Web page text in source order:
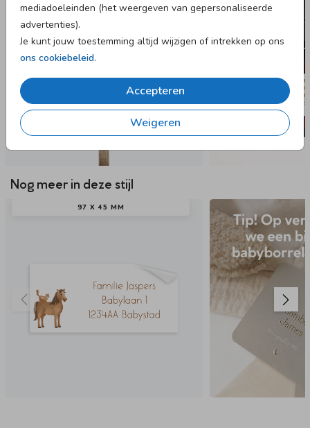
mediadoeleinden (het weergeven van gepersonaliseerde
advertenties).
Je kunt jouw toestemming altijd wijzigen of intrekken op ons
ons cookiebeleid.
Accepteren
Weigeren
Nog meer in deze stijl
97 X 45 MM